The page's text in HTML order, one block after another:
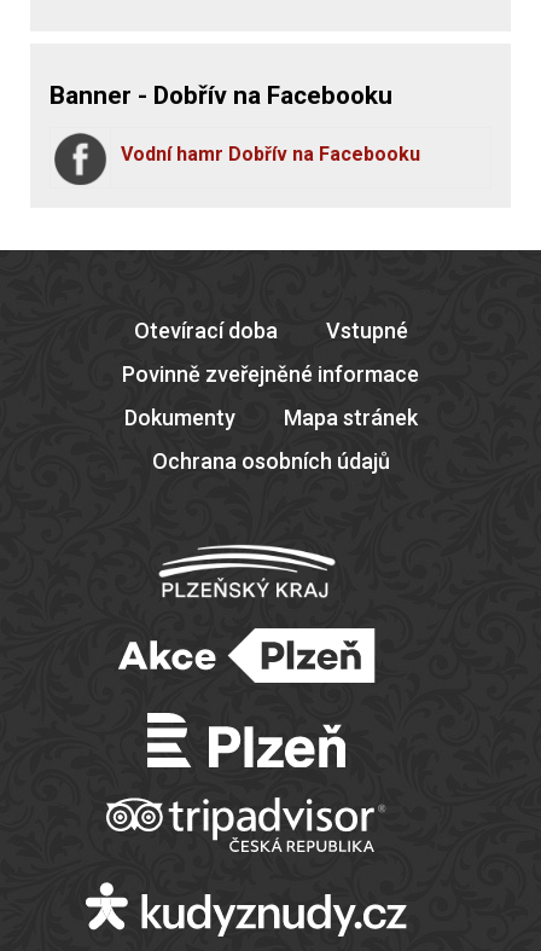
Banner - Dobřív na Facebooku
Vodní hamr Dobřív na Facebooku
Otevírací doba
Vstupné
Povinně zveřejněné informace
Dokumenty
Mapa stránek
Ochrana osobních údajů